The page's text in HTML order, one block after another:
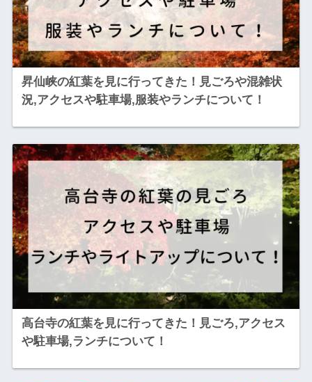
昇仙峡の紅葉を見に行ってきた！見ごろや混雑状
況,アクセスや駐車場,服装やランチについて！
高台寺の紅葉を見に行ってきた！見ごろ,アクセス
や駐車場,ランチについて！